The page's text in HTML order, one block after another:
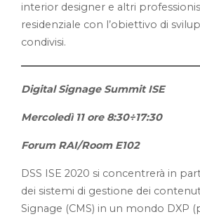
interior designer e altri
residenziale con l’obiettivo di
condivisi.
Digital Signage Summit ISE
Mercoledì 11 ore 8:30÷17:30
Forum RAI/Room E102
DSS ISE 2020 si concentrerà in
dei sistemi di gestione dei
Signage (CMS) in un mondo DXP